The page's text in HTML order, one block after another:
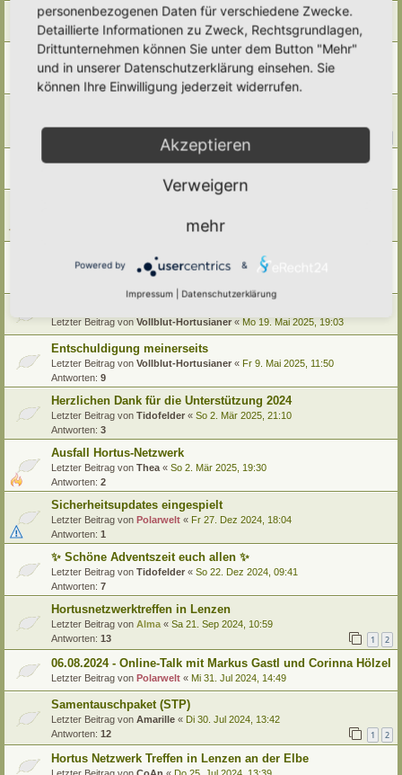
Vielen lieben Dank für die Unterstützung 2025
Letzter Beitrag vonPolarwelt«Do 1. Jan 2026, 07:02
Mal wieder Angriffe aufs Hortus-Netzwerk
Letzter Beitrag vonAmarille«Do 16. Okt 2025, 13:32
Antworten:5
Horti Umzug
Fr 22. Aug 2025, 10:52
Mi 16. Jul 2025, 23:34
Hortus-Netzwerk-Region Unterfranken
Letzter Beitrag von Gartenfreund«So 15. Jun 2025, 05:54
Letzter Beitrag von Vollblut-Hortusianer« Mo 19. Mai 2025, 19:03
Entschuldigung meinerseits
Letzter Beitrag von Vollblut-Hortusianer « Fr 9. Mai 2025, 11:50
Antworten: 9
Herzlichen Dank für die Unterstützung 2024
Letzter Beitrag von Tidofelder « So 2. Mär 2025, 21:10
Antworten: 3
Ausfall Hortus-Netzwerk
Letzter Beitrag von Thea « So 2. Mär 2025, 19:30
Antworten: 2
Sicherheitsupdates eingespielt
Letzter Beitrag von Polarwelt « Fr 27. Dez 2024, 18:04
Antworten: 1
✨ Schöne Adventszeit euch allen ✨
Letzter Beitrag von Tidofelder « So 22. Dez 2024, 09:41
Antworten: 7
Hortusnetzwerktreffen in Lenzen
Letzter Beitrag von Alma « Sa 21. Sep 2024, 10:59
Antworten: 13 1 2
06.08.2024 - Online-Talk mit Markus Gastl und Corinna Hölzel
Letzter Beitrag von Polarwelt « Mi 31. Jul 2024, 14:49
Samentauschpaket (STP)
Letzter Beitrag von Amarille « Di 30. Jul 2024, 13:42
Antworten: 12 1 2
Hortus Netzwerk Treffen in Lenzen an der Elbe
personenbezogenen Daten für verschiedene Zwecke.
Detaillierte Informationen zu Zweck, Rechtsgrundlagen,
Drittunternehmen können Sie unter dem Button "Mehr"
und in unserer Datenschutzerklärung einsehen. Sie
können Ihre Einwilligung jederzeit widerrufen.
Akzeptieren
Verweigern
mehr
Powered by &
Impressum Datenschutzerklärung